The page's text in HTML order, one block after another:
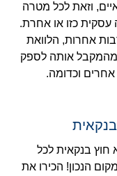
וזאת לכל מטרה
כזו או אחרת.
אחרות, הלוואת
מהמקבל אותה לספק
וכדומה.
בנקאית לכל
הנכון! הכירו את